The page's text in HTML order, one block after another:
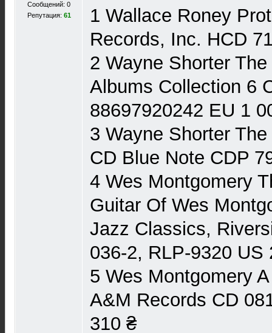
Сообщений: 0
Репутация: 61
1 Wallace Roney
Records, Inc. HCD
2 Wayne Shorter
Albums Collection 6
88697920242 EU 1
3 Wayne Shorter
CD Blue Note CDP
4 Wes Montgomery
Guitar Of Wes
Jazz Classics,
036-2, RLP-9320 US
5 Wes Montgomery
A&M Records CD
310 ₴